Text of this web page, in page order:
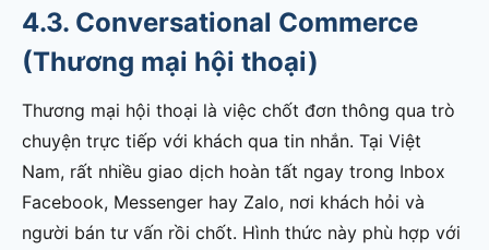
4.3. Conversational Commerce
(Thương mại hội thoại)
Thương mại hội thoại là việc chốt đơn thông qua trò
chuyện trực tiếp với khách qua tin nhắn. Tại Việt
Nam, rất nhiều giao dịch hoàn tất ngay trong Inbox
Facebook, Messenger hay Zalo, nơi khách hỏi và
người bán tư vấn rồi chốt. Hình thức này phù hợp với